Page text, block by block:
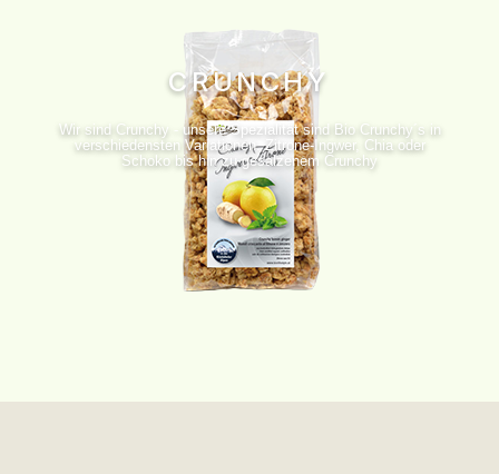
CRUNCHY
Wir sind Crunchy - unsere Spezialität sind Bio Crunchy´s in
verschiedensten Variationen. Zitrone-Ingwer, Chia oder
Schoko bis hin zu gesalzenem Crunchy